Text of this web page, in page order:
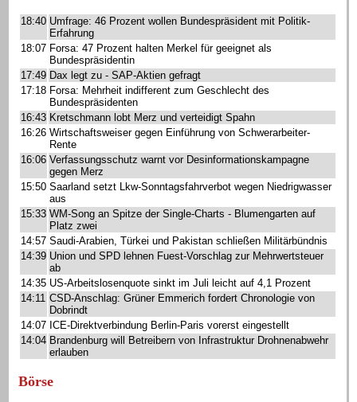
18:40 Umfrage: 46 Prozent wollen Bundespräsident mit Politik-
Erfahrung
18:07 Forsa: 47 Prozent halten Merkel für geeignet als
Bundespräsidentin
17:49 Dax legt zu - SAP-Aktien gefragt
17:18 Forsa: Mehrheit indifferent zum Geschlecht des
Bundespräsidenten
16:43 Kretschmann lobt Merz und verteidigt Spahn
16:26 Wirtschaftsweiser gegen Einführung von Schwerarbeiter-
Rente
16:06 Verfassungsschutz warnt vor Desinformationskampagne
gegen Merz
15:50 Saarland setzt Lkw-Sonntagsfahrverbot wegen Niedrigwasser
aus
15:33 WM-Song an Spitze der Single-Charts - Blumengarten auf
Platz zwei
14:57 Saudi-Arabien, Türkei und Pakistan schließen Militärbündnis
14:39 Union und SPD lehnen Fuest-Vorschlag zur Mehrwertsteuer
ab
14:35 US-Arbeitslosenquote sinkt im Juli leicht auf 4,1 Prozent
14:11 CSD-Anschlag: Grüner Emmerich fordert Chronologie von
Dobrindt
14:07 ICE-Direktverbindung Berlin-Paris vorerst eingestellt
14:04 Brandenburg will Betreibern von Infrastruktur Drohnenabwehr
erlauben
Börse